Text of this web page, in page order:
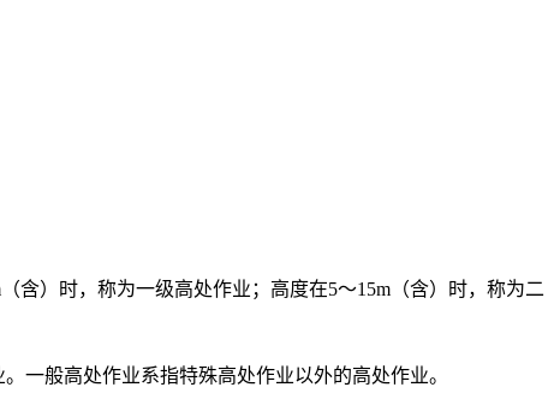
含）时，称为一级高处作业；高度在5～15m（含）时，称为二
一般高处作业系指特殊高处作业以外的高处作业。